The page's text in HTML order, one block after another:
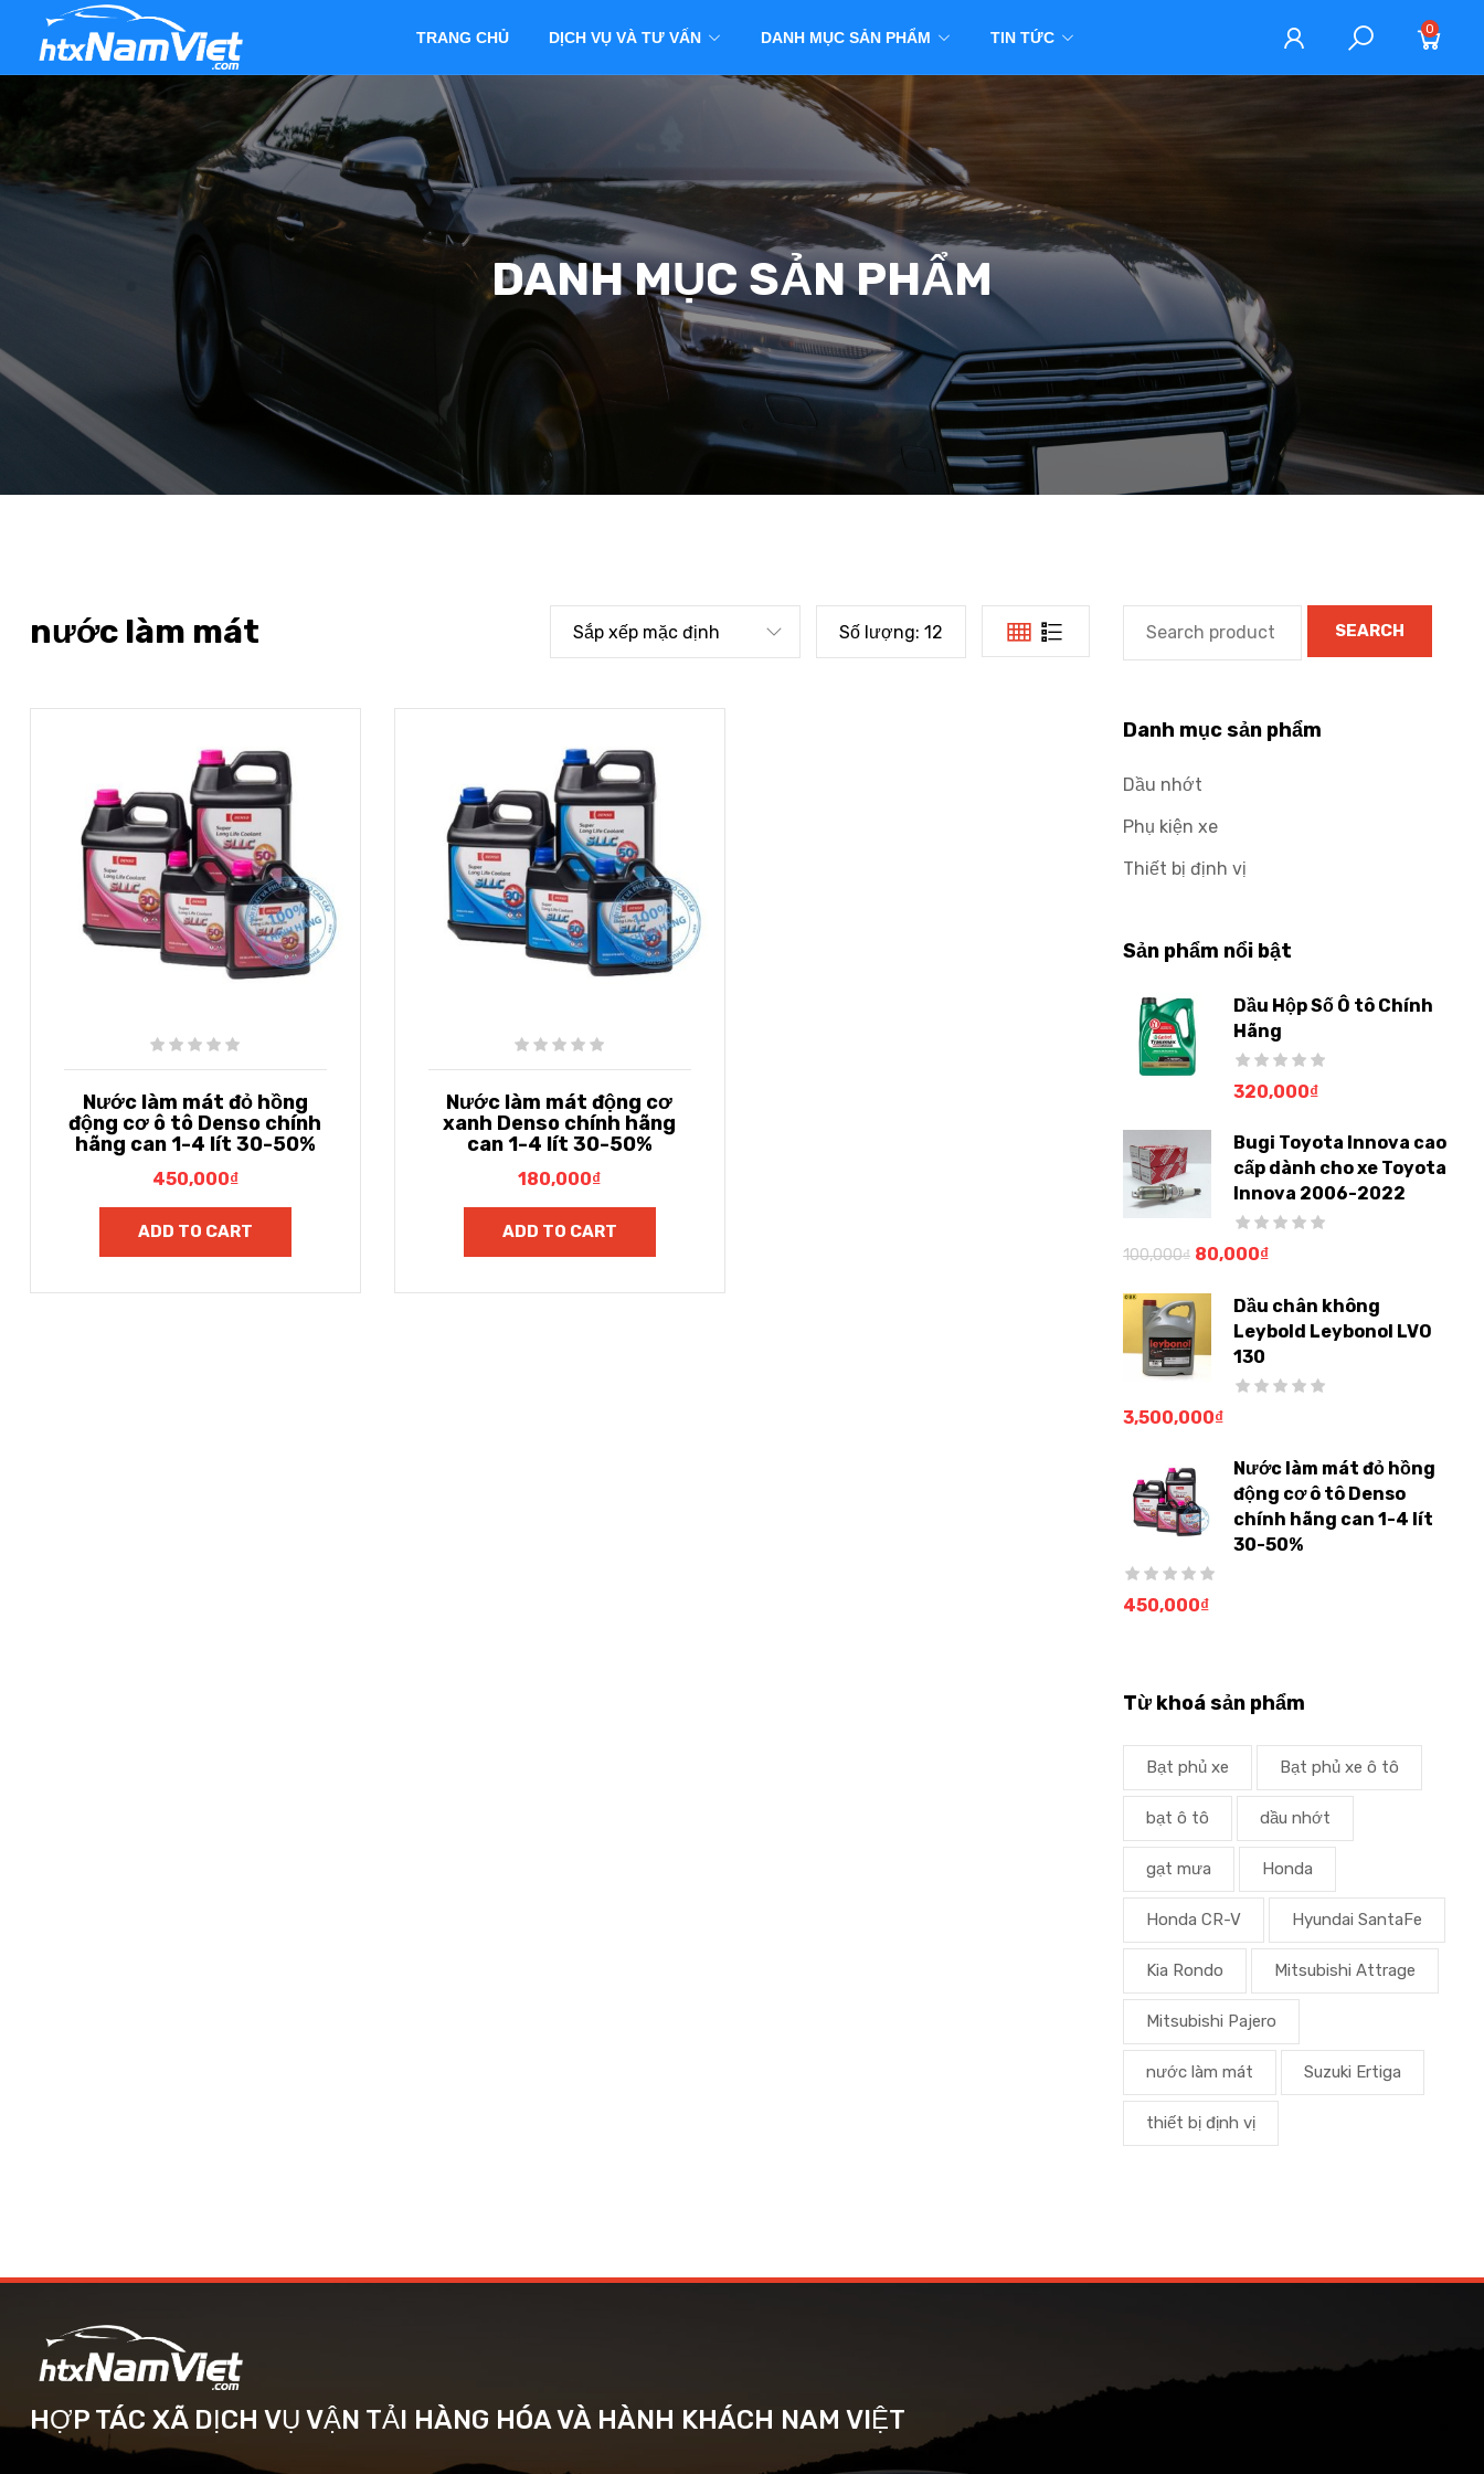
TRANG CHỦ DỊCH VỤ VÀ TƯ VẤN DANH MỤC SẢN PHẨM TIN TỨC 0
DANH MỤC SẢN PHẨM
nước làm mát Sắp xếp mặc định Số lượng: 12
Nước làm mát đỏ hồng
động cơ ô tô Denso chính
hãng can 1-4 lít 30-50%
450,000₫
ADD TO CART
Nước làm mát động cơ
xanh Denso chính hãng
can 1-4 lít 30-50%
180,000₫
ADD TO CART
SEARCH
Danh mục sản phẩm
Dầu nhớt
Phụ kiện xe
Thiết bị định vị
Sản phẩm nổi bật
Dầu Hộp Số Ô tô Chính
Hãng
320,000₫
Bugi Toyota Innova cao
cấp dành cho xe Toyota
Innova 2006-2022
100,000₫ 80,000₫
Dầu chân không
Leybold Leybonol LVO
130
3,500,000₫
Nước làm mát đỏ hồng
động cơ ô tô Denso
chính hãng can 1-4 lít
30-50%
450,000₫
Từ khoá sản phẩm
Bạt phủ xe Bạt phủ xe ô tô
bạt ô tô dầu nhớt
gạt mưa Honda
Honda CR-V Hyundai SantaFe
Kia Rondo Mitsubishi Attrage
Mitsubishi Pajero
nước làm mát Suzuki Ertiga
thiết bị định vị
HỢP TÁC XÃ DỊCH VỤ VẬN TẢI HÀNG HÓA VÀ HÀNH KHÁCH NAM VIỆT